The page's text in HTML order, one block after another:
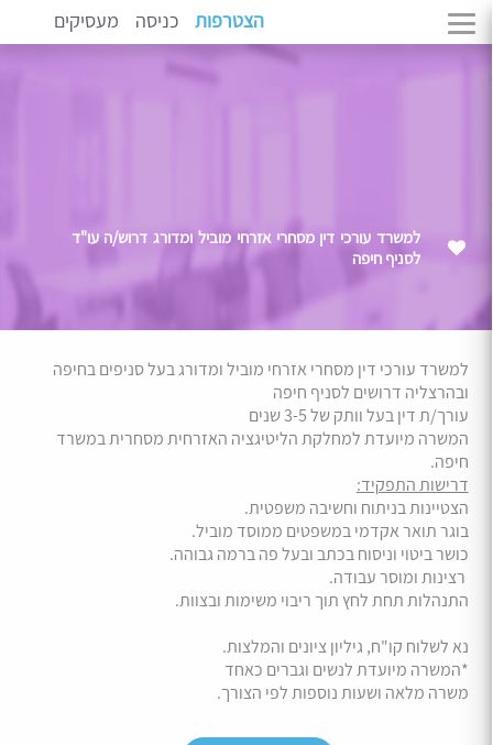
הצטרפות כניסה מעסיקים
למשרד עורכי דין מסחרי אזרחי מוביל ומדורג דרוש/ה עו"ד
לסניף חיפה
למשרד עורכי דין מסחרי אזרחי מוביל ומדורג בעל סניפים בחיפה
ובהרצליה דרושים לסניף חיפה
עורך/ת דין בעל וותק של 3-5 שנים
המשרה מיועדת למחלקת הליטיגציה האזרחית מסחרית במשרד
חיפה.
דרישות התפקיד:
הצטיינות בניתוח וחשיבה משפטית.
בוגר תואר אקדמי במשפטים ממוסד מוביל.
כושר ביטוי וניסוח בכתב ובעל פה ברמה גבוהה.
רצינות ומוסר עבודה.
התנהלות תחת לחץ תוך ריבוי משימות ובצוות.
נא לשלוח קו"ח, גיליון ציונים והמלצות.
*המשרה מיועדת לנשים וגברים כאחד
משרה מלאה ושעות נוספות לפי הצורך.